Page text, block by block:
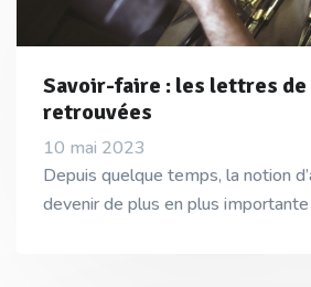
Savoir-faire : les lettres de
retrouvées
10 mai 2023
Depuis quelque temps, la notion
devenir de plus en plus